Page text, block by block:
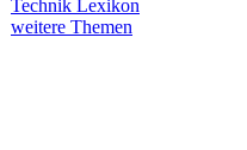
Technik Lexikon
weitere Themen